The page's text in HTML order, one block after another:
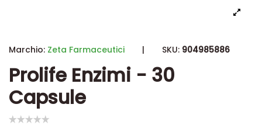
Marchio: Zeta Farmaceutici | SKU: 904985886
Prolife Enzimi - 30
Capsule